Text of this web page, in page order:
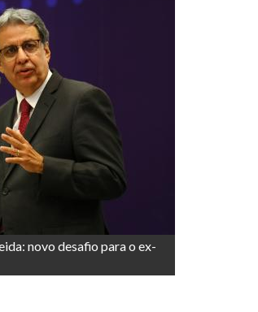
novo desafio para o ex-